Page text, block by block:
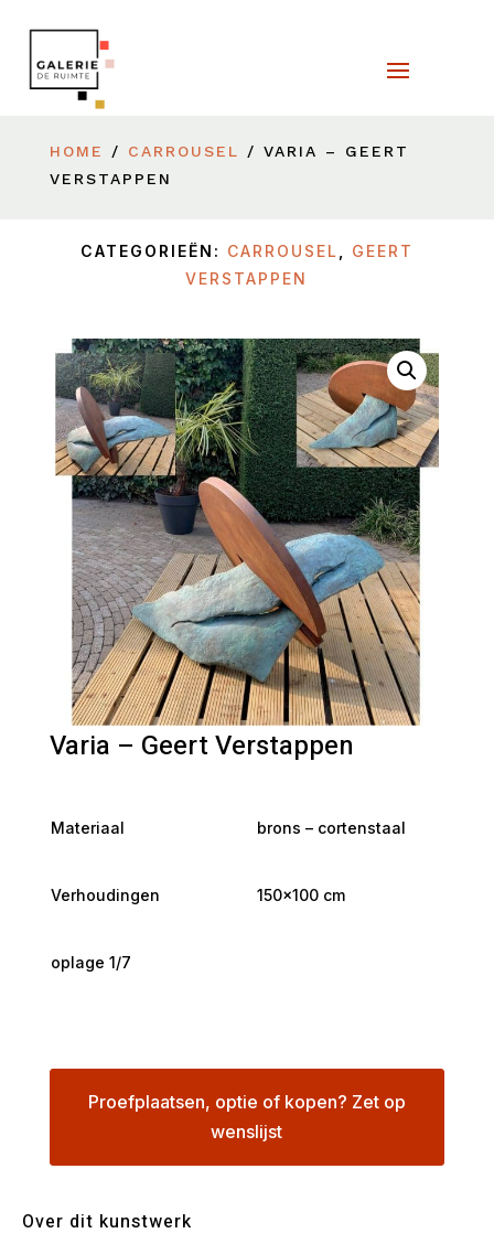
HOME / CARROUSEL
/ VARIA – GEERT
VERSTAPPEN
CATEGORIEËN: CARROUSEL
GEERT
VERSTAPPEN
Varia – Geert Verstappen
Materiaal brons – cortenstaal
Verhoudingen 150×100 cm
oplage 1/7
Proefplaatsen, optie of kopen? Zet op
wenslijst
Over dit kunstwerk